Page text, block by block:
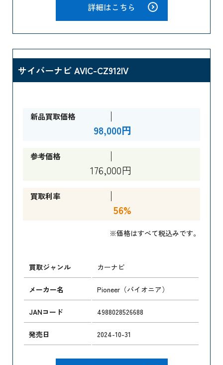
詳細はこちら
サイバーナビ AVIC-CZ912IV
新品買取価格
98,000円
参考価格
176,000円
買取利率
56%
※価格はすべて税込みです。
買取ジャンル カーナビ
メーカー名 Pioneer（パイオニア）
JANコード 4988028526688
発売日 2024-10-31